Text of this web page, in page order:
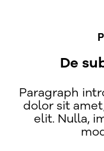
De
Paragraph
dolor sit
elit. Nulla,